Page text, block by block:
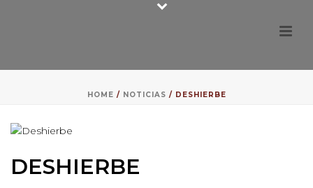
HOME / NOTICIAS / DESHIERBE
DESHIERBE